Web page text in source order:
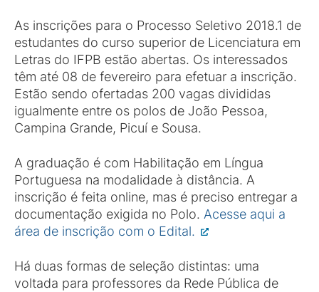
As inscrições para o Processo Seletivo 2018.1 de
estudantes do curso superior de Licenciatura em
Letras do IFPB estão abertas. Os interessados
têm até 08 de fevereiro para efetuar a inscrição.
Estão sendo ofertadas 200 vagas divididas
igualmente entre os polos de João Pessoa,
Campina Grande, Picuí e Sousa.
A graduação é com Habilitação em Língua
Portuguesa na modalidade à distância. A
inscrição é feita online, mas é preciso entregar a
documentação exigida no Polo. Acesse aqui a
área de inscrição com o Edital.
Há duas formas de seleção distintas: uma
voltada para professores da Rede Pública de